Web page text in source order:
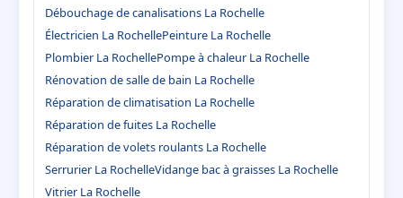
Débouchage de canalisations La Rochelle
Électricien La RochellePeinture La Rochelle
Plombier La RochellePompe à chaleur La Rochelle
Rénovation de salle de bain La Rochelle
Réparation de climatisation La Rochelle
Réparation de fuites La Rochelle
Réparation de volets roulants La Rochelle
Serrurier La RochelleVidange bac à graisses La Rochelle
Vitrier La Rochelle